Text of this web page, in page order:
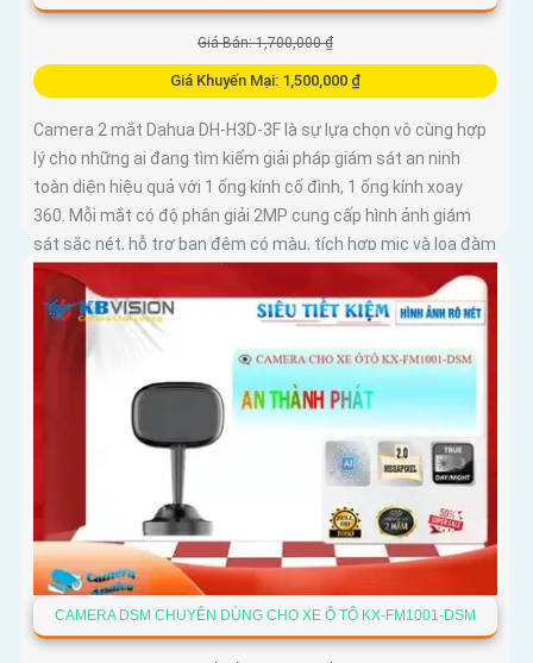
Giá Bán: 1,700,000 ₫
Giá Khuyến Mại: 1,500,000 ₫
Camera 2 mắt Dahua DH-H3D-3F là sự lựa chọn vô cùng hợp
lý cho những ai đang tìm kiếm giải pháp giám sát an ninh
toàn diện hiệu quả với 1 ống kính cố đình, 1 ống kính xoay
360. Mỗi mắt có độ phân giải 2MP cung cấp hình ảnh giám
sát sắc nét, hỗ trợ ban đêm có màu, tích hợp mic và loa đàm
thoại 2 chiều, khả năng phát hiện phân biệt người vật độ
chính xác cao
CAMERA DSM CHUYÊN DÙNG CHO XE Ô TÔ KX-FM1001-DSM